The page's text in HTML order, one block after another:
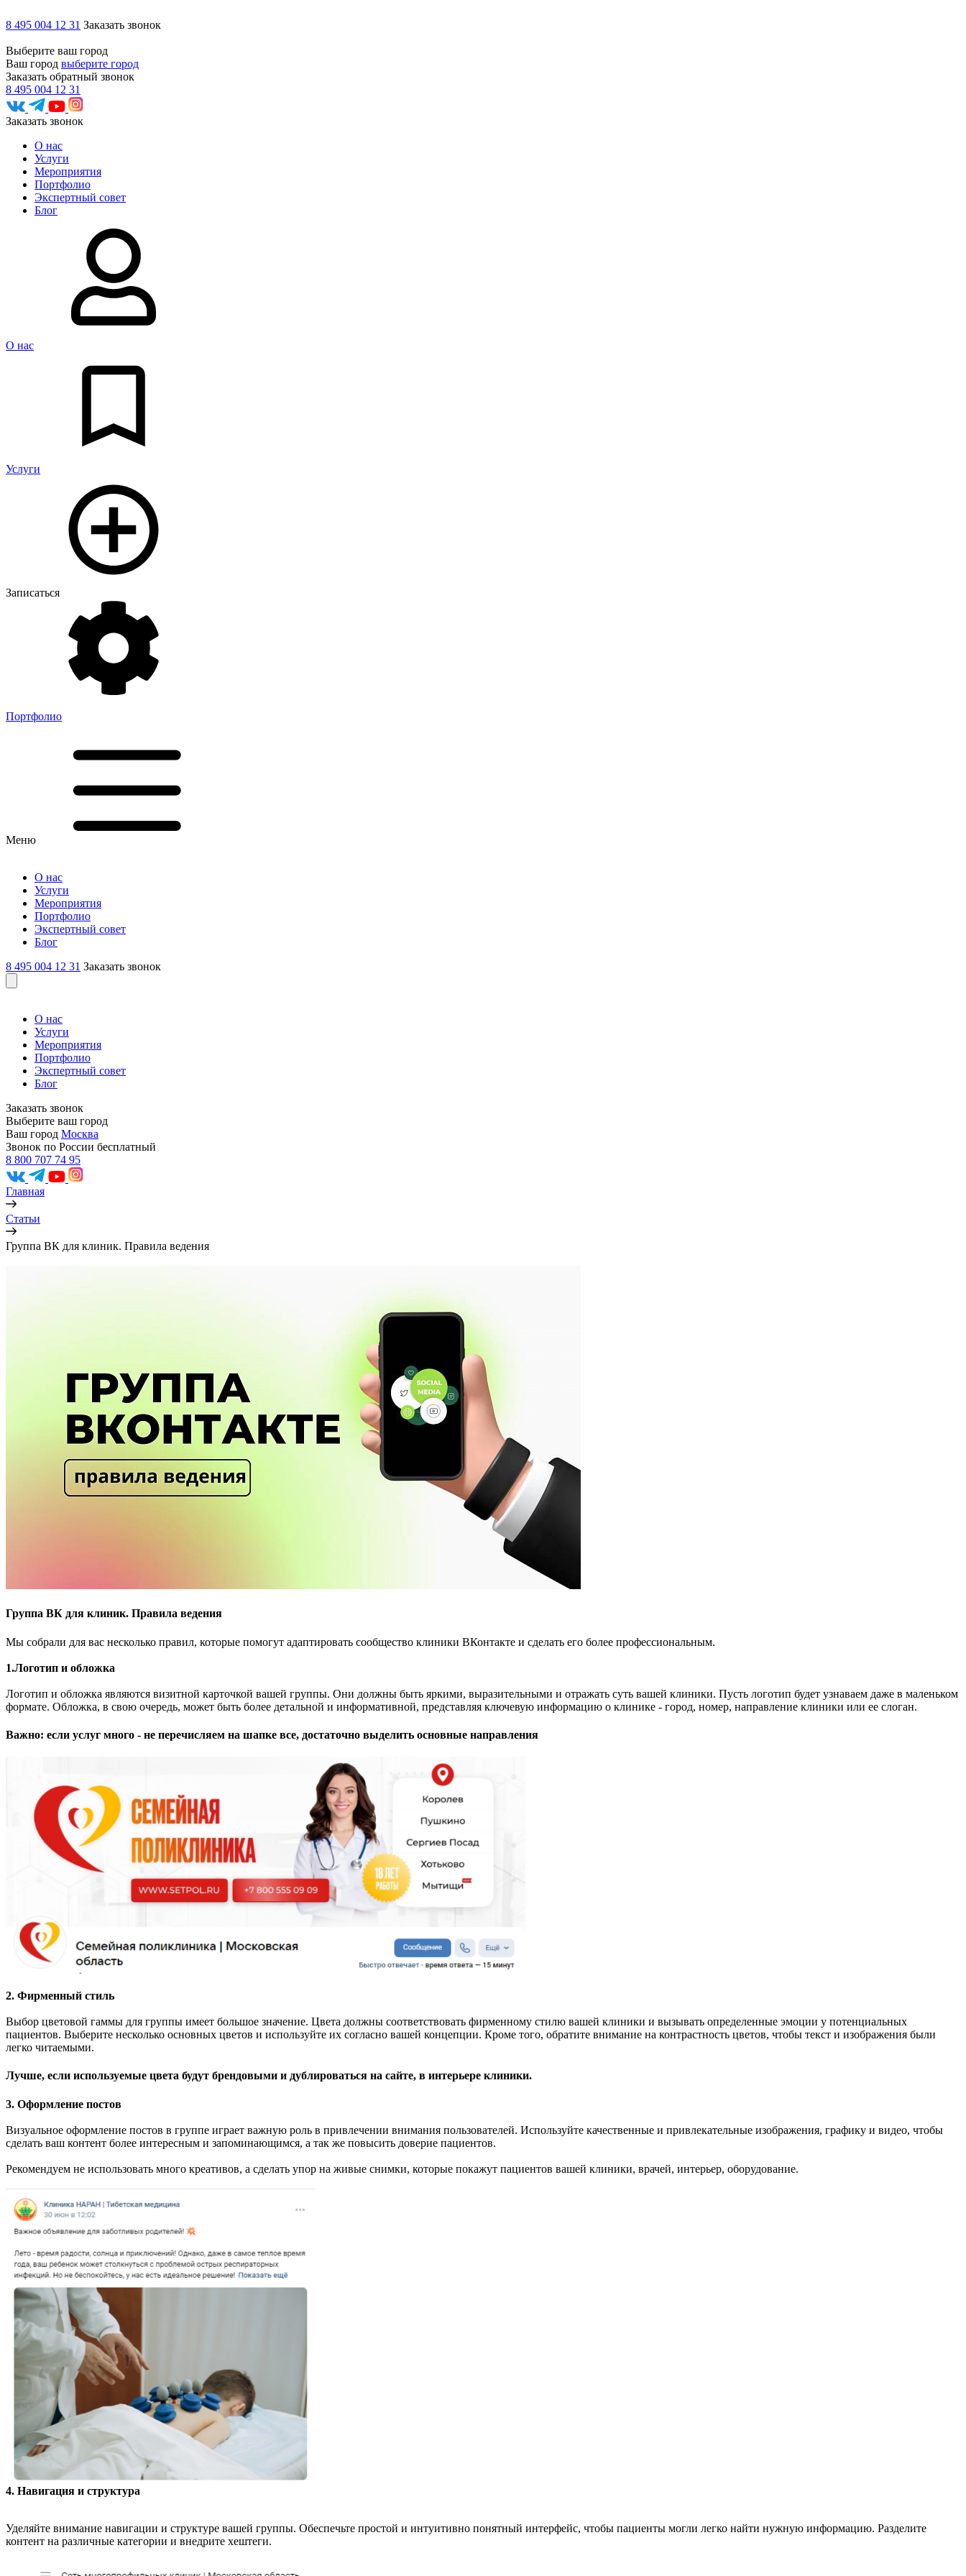
8 495 004 12 31 Заказать звонок
Выберите ваш город
Ваш город выберите город
Заказать обратный звонок
8 495 004 12 31
Заказать звонок
О нас
Услуги
Мероприятия
Портфолио
Экспертный совет
Блог
О нас
Услуги
Записаться
Портфолио
Меню
О нас
Услуги
Мероприятия
Портфолио
Экспертный совет
Блог
8 495 004 12 31 Заказать звонок
О нас
Услуги
Мероприятия
Портфолио
Экспертный совет
Блог
Заказать звонок
Выберите ваш город
Ваш город Москва
Звонок по России бесплатный
8 800 707 74 95
Главная
Статьи
Группа ВК для клиник. Правила ведения
Группа ВК для клиник. Правила ведения
Мы собрали для вас несколько правил, которые помогут адаптировать сообщество клиники ВКонтакте и сделать его более профессиональным.
1.Логотип и обложка
Логотип и обложка являются визитной карточкой вашей группы. Они должны быть яркими, выразительными и отражать суть вашей клиники. Пусть логотип будет узнаваем даже в маленьком
формате. Обложка, в свою очередь, может быть более детальной и информативной, представляя ключевую информацию о клинике - город, номер, направление клиники или ее слоган.
Важно: если услуг много - не перечисляем на шапке все, достаточно выделить основные направления
2. Фирменный стиль
Выбор цветовой гаммы для группы имеет большое значение. Цвета должны соответствовать фирменному стилю вашей клиники и вызывать определенные эмоции у потенциальных
пациентов. Выберите несколько основных цветов и используйте их согласно вашей концепции. Кроме того, обратите внимание на контрастность цветов, чтобы текст и изображения были
легко читаемыми.
Лучше, если используемые цвета будут брендовыми и дублироваться на сайте, в интерьере клиники.
3. Оформление постов
Визуальное оформление постов в группе играет важную роль в привлечении внимания пользователей. Используйте качественные и привлекательные изображения, графику и видео, чтобы
сделать ваш контент более интересным и запоминающимся, а так же повысить доверие пациентов.
Рекомендуем не использовать много креативов, а сделать упор на живые снимки, которые покажут пациентов вашей клиники, врачей, интерьер, оборудование.
4. Навигация и структура
Уделяйте внимание навигации и структуре вашей группы. Обеспечьте простой и интуитивно понятный интерфейс, чтобы пациенты могли легко найти нужную информацию. Разделите
контент на различные категории и внедрите хештеги.